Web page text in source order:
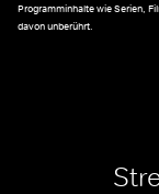
Programminhalte wie Serien,
davon unberührt.